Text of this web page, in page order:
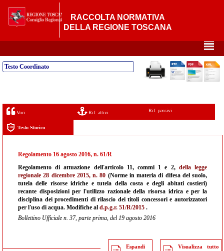
RACCOLTA NORMATIVA
DELLA REGIONE TOSCANA
²
Testo Coordinato
Voci Rif. attivi Rif. passivi
Testo Storico
Regolamento 16 agosto 2016, n. 61/R
Regolamento di attuazione dell'articolo 11, commi 1 e 2, della legge
regionale 28 dicembre 2015, n. 80 (Norme in materia di difesa del suolo,
tutela delle risorse idriche e tutela della costa e degli abitati costieri)
recante disposizioni per l'utilizzo razionale della risorsa idrica e per la
disciplina dei procedimenti di rilascio dei titoli concessori e autorizzatori
per l'uso di acqua. Modifiche al d.p.g.r. 51/R/2015 .
Bollettino Ufficiale n. 37, parte prima, del 19 agosto 2016
Espandi
Visualizza tutto